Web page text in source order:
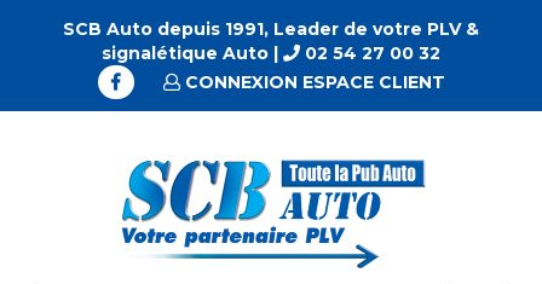
SCB Auto depuis 1991, Leader de votre PLV &
signalétique Auto |
02 54 27 00 32
CONNEXION ESPACE CLIENT